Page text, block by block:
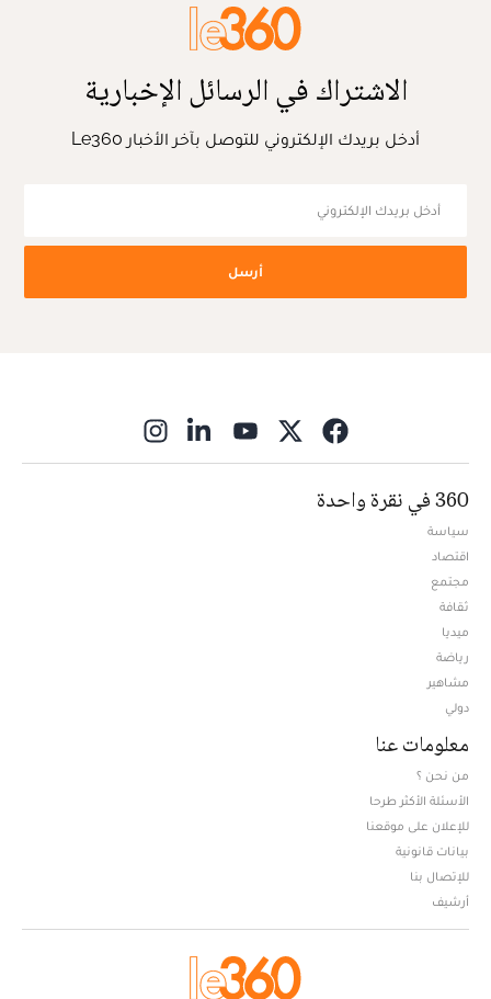
الاشتراك في الرسائل الإخبارية
أدخل بريدك الإلكتروني للتوصل بآخر الأخبار Le360
أرسل
360 في نقرة واحدة
سياسة
اقتصاد
مجتمع
ثقافة
ميديا
رياضة
مشاهير
دولي
معلومات عنا
من نحن ؟
الأسئلة الأكثر طرحا
للإعلان على موقعنا
بيانات قانونية
للإتصال بنا
أرشيف